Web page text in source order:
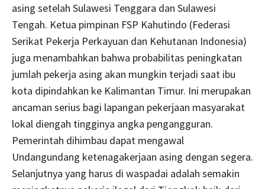
asing setelah Sulawesi Tenggara dan Sulawesi
Tengah. Ketua pimpinan FSP Kahutindo (Federasi
Serikat Pekerja Perkayuan dan Kehutanan Indonesia)
juga menambahkan bahwa probabilitas peningkatan
jumlah pekerja asing akan mungkin terjadi saat ibu
kota dipindahkan ke Kalimantan Timur. Ini merupakan
ancaman serius bagi lapangan pekerjaan masyarakat
lokal diengah tingginya angka pengangguran.
Pemerintah dihimbau dapat mengawal
Undangundang ketenagakerjaan asing dengan segera.
Selanjutnya yang harus di waspadai adalah semakin